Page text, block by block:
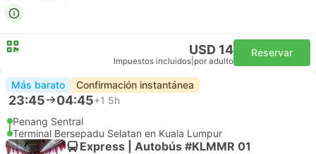
USD 14
Impuestos incluidos por adulto
Reservar
Más barato Confirmación instantánea
23:45 04:45+1 5h
Penang Sentral
Terminal Bersepadu Selatan en Kuala Lumpur
Express | Autobús #KLMMR 01